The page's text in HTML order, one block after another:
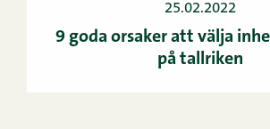
25.02.2022
9 goda orsaker att välja
på tallriken